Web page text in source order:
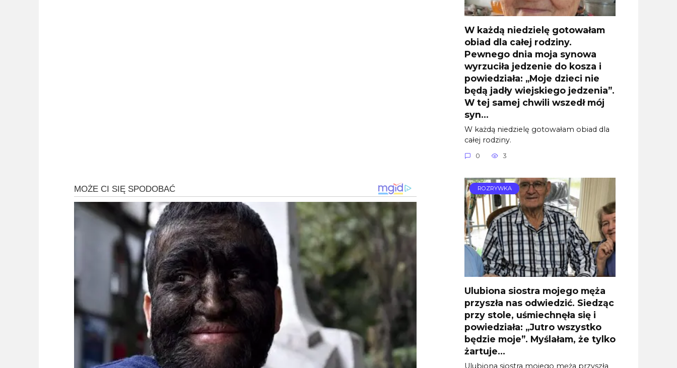
W każdą niedzielę gotowałam
obiad dla całej rodziny.
Pewnego dnia moja synowa
wyrzuciła jedzenie do kosza i
powiedziała: „Moje dzieci nie
będą jadły wiejskiego jedzenia”.
W tej samej chwili wszedł mój
syn…
W każdą niedzielę gotowałam obiad dla
całej rodziny.
0 3
ROZRYWKA
Ulubiona siostra mojego męża
przyszła nas odwiedzić. Siedząc
przy stole, uśmiechnęła się i
powiedziała: „Jutro wszystko
będzie moje”. Myślałam, że tylko
żartuje…
Ulubiona siostra mojego męża przyszła